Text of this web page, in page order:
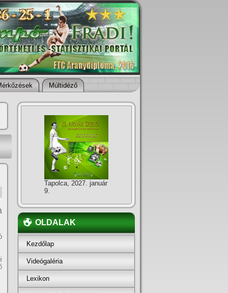
Múltidéző
Tapolca, 2027. január
9.
OLDALAK
Kezdőlap
Videógaléria
Lexikon